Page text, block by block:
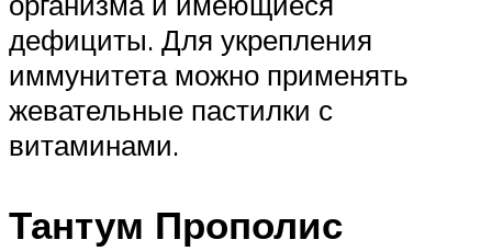
дефициты. Для укрепления
иммунитета можно применять
жевательные пастилки с
витаминами.
Тантум Прополис